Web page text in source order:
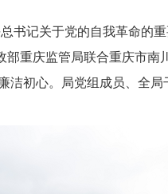
书记关于党的自我革命的
部重庆监管局联合重庆市
洁初心。 局党组成员、全